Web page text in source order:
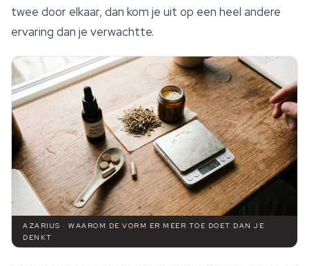
twee door elkaar, dan kom je uit op een heel andere
ervaring dan je verwachtte.
AZARIUS · WAAROM DE VORM ER MEER TOE DOET DAN JE
DENKT